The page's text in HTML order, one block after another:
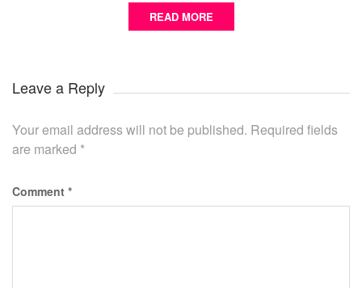
READ MORE
Leave a Reply
Your email address will not be published. Required fields
are marked *
Comment *